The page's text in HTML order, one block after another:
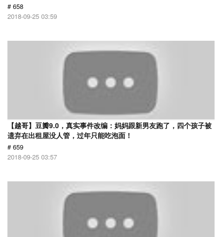
# 658
2018-09-25 03:59
【越哥】豆瓣9.0，真实事件改编：妈妈跟新男友跑了，四个孩子被
遗弃在出租屋没人管，过年只能吃泡面！
# 659
2018-09-25 03:57